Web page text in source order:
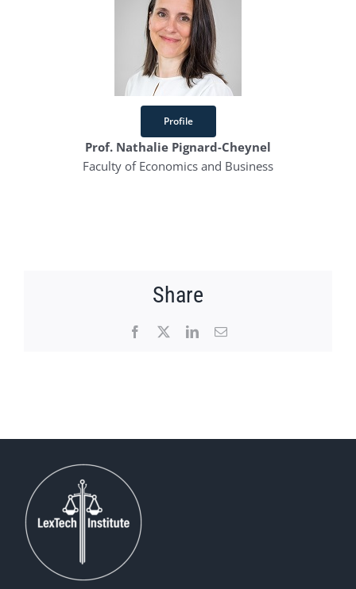
Profile
Prof. Nathalie Pignard-Cheynel
Faculty of Economics and Business
Share
Facebook LinkedInEmail